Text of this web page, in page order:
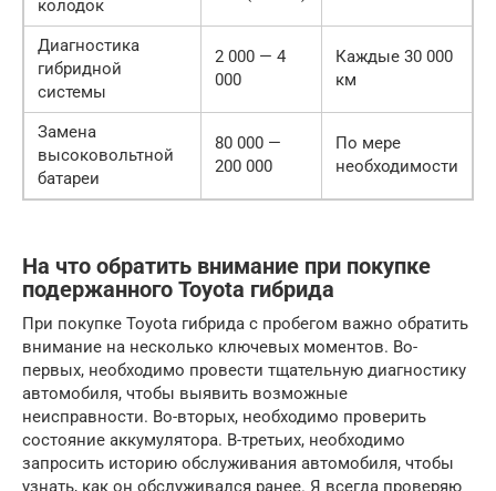
колодок
Диагностика
гибридной
системы
2 000 — 4
000
Каждые 30 000
км
Замена
высоковольтной
батареи
80 000 —
200 000
По мере
необходимости
На что обратить внимание при покупке
подержанного Toyota гибрида
При покупке Toyota гибрида с пробегом важно обратить
внимание на несколько ключевых моментов. Во-
первых, необходимо провести тщательную диагностику
автомобиля, чтобы выявить возможные
неисправности. Во-вторых, необходимо проверить
состояние аккумулятора. В-третьих, необходимо
запросить историю обслуживания автомобиля, чтобы
узнать, как он обслуживался ранее. Я всегда проверяю